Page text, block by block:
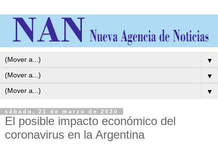
▼
▼
▼
sábado, 21 de marzo de 2020
El posible impacto económico del
coronavirus en la Argentina